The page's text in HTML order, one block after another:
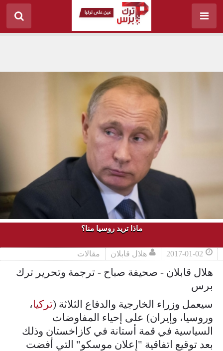
ماذا تريد روسيا منا؟
2017-01-02 هلال قابلان مقالات
هلال قابلان - صحيفة صباح - ترجمة وتحرير ترك
برس
سيعمل وزراء الخارجية والدفاع الثلاثة (تركيا،
وروسيا، وإيران) على إحياء المفاوضات
السياسية في قمة أستانة في كازاخستان وذلك
بعد توقيع اتفاقية "إعلان موسكو" التي أفضت